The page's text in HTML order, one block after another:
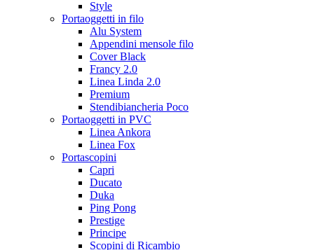
Style
Portaoggetti in filo
Alu System
Appendini mensole filo
Cover Black
Francy 2.0
Linea Linda 2.0
Premium
Stendibiancheria Poco
Portaoggetti in PVC
Linea Ankora
Linea Fox
Portascopini
Capri
Ducato
Duka
Ping Pong
Prestige
Principe
Scopini di Ricambio